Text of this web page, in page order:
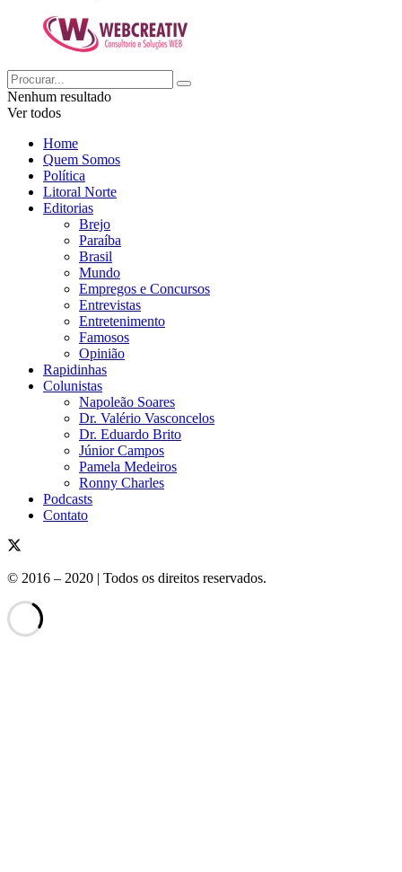
Nenhum resultado
Ver todos
Home
Quem Somos
Política
Litoral Norte
Editorias
Brejo
Paraíba
Brasil
Mundo
Empregos e Concursos
Entrevistas
Entretenimento
Famosos
Opinião
Rapidinhas
Colunistas
Napoleão Soares
Dr. Valério Vasconcelos
Dr. Eduardo Brito
Júnior Campos
Pamela Medeiros
Ronny Charles
Podcasts
Contato
© 2016 – 2020 | Todos os direitos reservados.